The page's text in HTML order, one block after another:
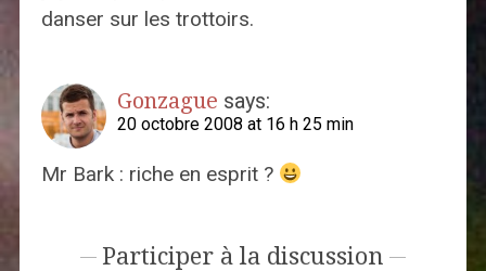
danser sur les trottoirs.
Gonzague says:
20 octobre 2008 at 16 h 25 min
Mr Bark : riche en esprit ?
Participer à la discussion